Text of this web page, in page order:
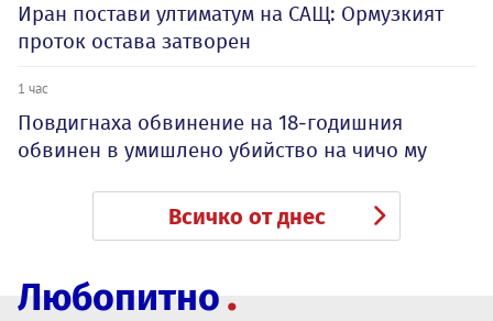
Иран постави ултиматум на САЩ: Ормузкият
проток остава затворен
1 час
Повдигнаха обвинение на 18-годишния
обвинен в умишлено убийство на чичо му
Всичко от днес
Любопитно